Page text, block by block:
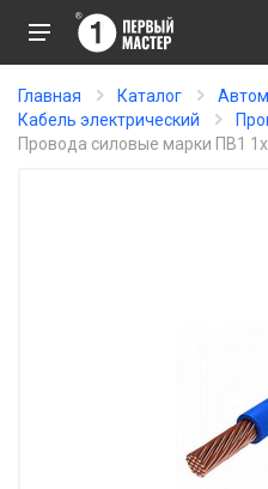
Главная Каталог
Кабель электрический
Провода силовые марки ПВ1